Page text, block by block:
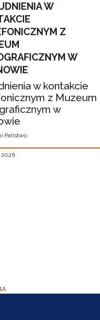
W
Z
W
w kontakcie
z Muzeum
w
Państwo,
2026